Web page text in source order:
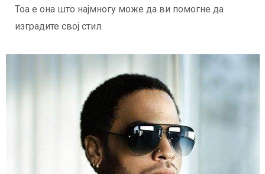
Тоа е она што најмногу може да ви помогне да
изградите свој стил.